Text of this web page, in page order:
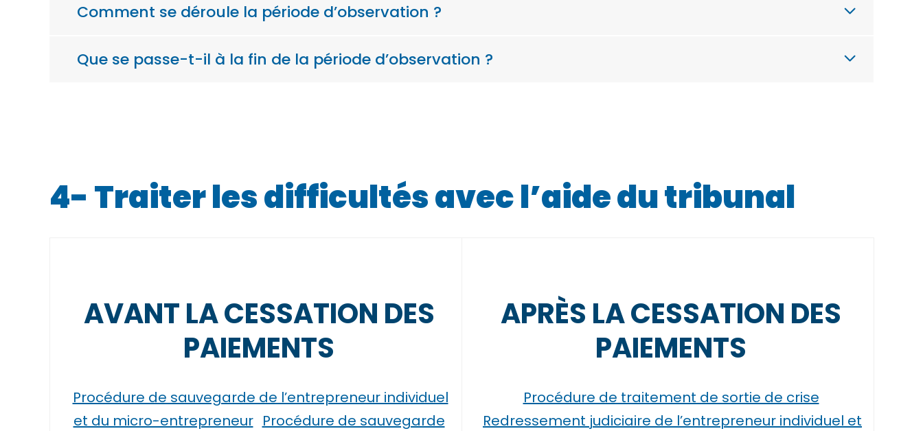
Comment se déroule la période d’observation ?
Que se passe-t-il à la fin de la période d’observation ?
4- Traiter les difficultés avec l’aide du tribunal
AVANT LA CESSATION DES
PAIEMENTS
Procédure de sauvegarde de l’entrepreneur individuel
et du micro-entrepreneur Procédure de sauvegarde
APRÈS LA CESSATION DES
PAIEMENTS
Procédure de traitement de sortie de crise
Redressement judiciaire de l’entrepreneur individuel et